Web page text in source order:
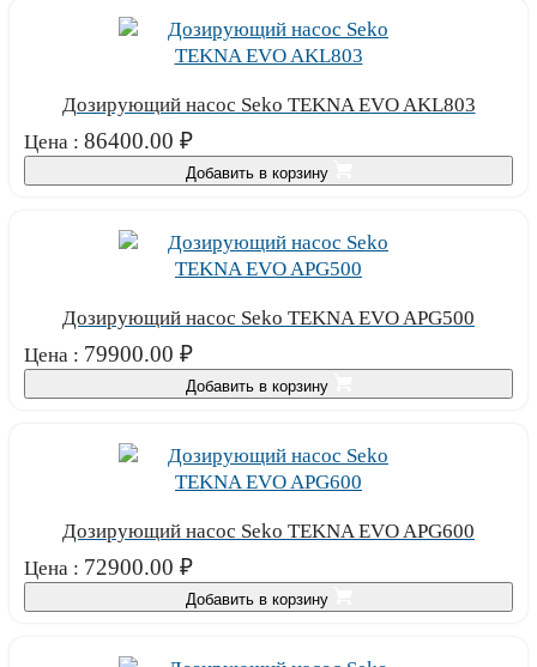
Дозирующий насос Seko TEKNA EVO AKL803
Цена : 86400.00 ₽
Добавить в корзину
Дозирующий насос Seko TEKNA EVO APG500
Цена : 79900.00 ₽
Добавить в корзину
Дозирующий насос Seko TEKNA EVO APG600
Цена : 72900.00 ₽
Добавить в корзину